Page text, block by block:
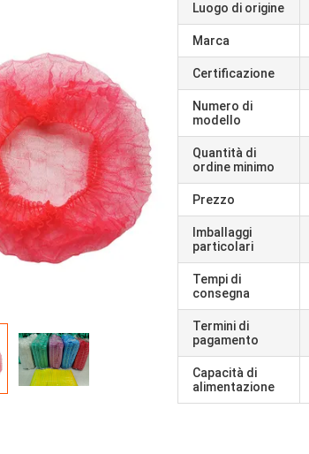
Luogo di origine
Marca
Certificazione
Numero di
modello
Quantità di
ordine minimo
Prezzo
Imballaggi
particolari
Tempi di
consegna
Termini di
pagamento
Capacità di
alimentazione